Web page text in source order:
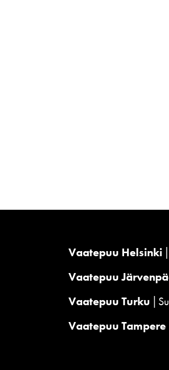
Vaatepuu Helsinki
Vaatepuu
Vaatepuu Turku
Vaatepuu Tampere